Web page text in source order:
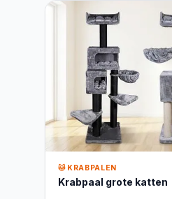
🐱 KRABPALEN
Krabpaal grote katten